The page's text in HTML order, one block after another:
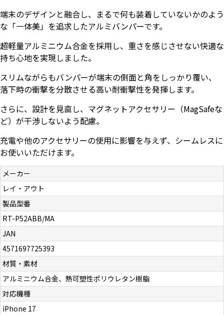
お問い合わせ（企業様）
プライバシーポリシー
端末のデザインと融合し、まるで何も装着していないかのよう
な「一体美」を追求したアルミバンパーです。
超軽量アルミニウム合金を採用し、重さを感じさせない快適な
持ち心地を実現しました。
スリムながらもバンパーが端末の側面と角をしっかり覆い、
落下時の衝撃を分散させる高い耐衝撃性を発揮します。
さらに、設計を見直し、マグネットアクセサリー（MagSafeな
ど）が干渉しないよう配慮。
充電や他のアクセサリーの使用に影響を与えず、シームレスに
お使いいただけます。
メーカー
レイ・アウト
製品型番
RT-P52ABB/MA
JAN
4571697725393
材質・素材
アルミニウム合金、熱可塑性ポリウレタン樹脂
対応機種
iPhone 17